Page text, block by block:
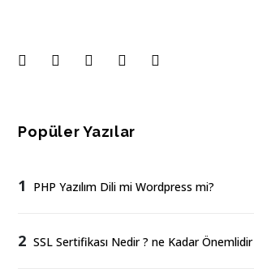
Popüler Yazılar
1 PHP Yazılım Dili mi Wordpress mi?
2 SSL Sertifikası Nedir ? ne Kadar Önemlidir